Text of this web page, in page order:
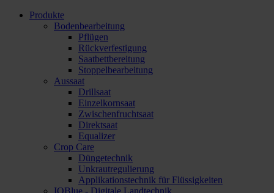
Produkte
Bodenbearbeitung
Pflügen
Rückverfestigung
Saatbettbereitung
Stoppelbearbeitung
Aussaat
Drillsaat
Einzelkornsaat
Zwischenfruchtsaat
Direktsaat
Equalizer
Crop Care
Düngetechnik
Unkrautregulierung
Applikationstechnik für Flüssigkeiten
IQBlue - Digitale Landtechnik